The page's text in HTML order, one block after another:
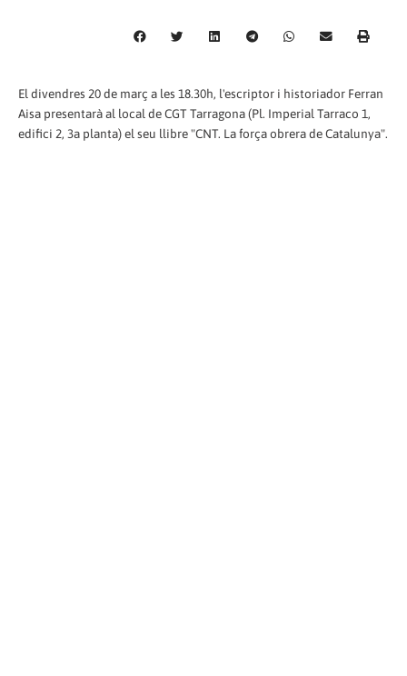
El divendres 20 de març a les 18.30h, l'escriptor i historiador Ferran
Aisa presentarà al local de CGT Tarragona (Pl. Imperial Tarraco 1,
edifici 2, 3a planta) el seu llibre "CNT. La força obrera de Catalunya".